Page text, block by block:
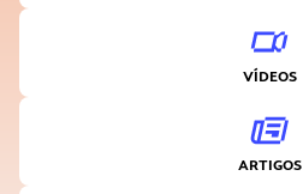
VÍDEOS
ARTIGOS